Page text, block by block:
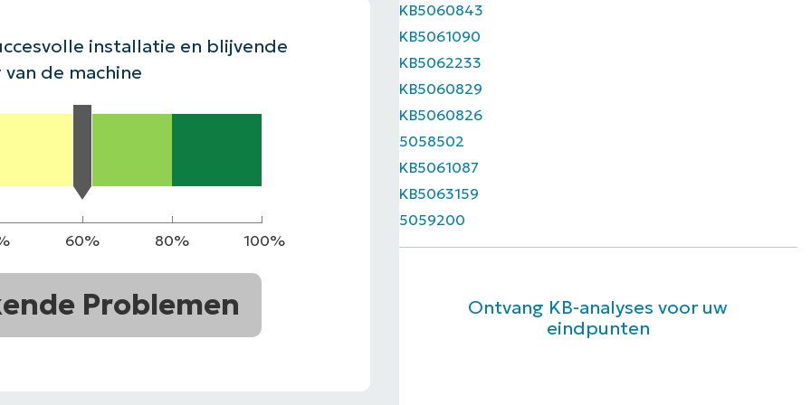
PRODUCT ROADMAP PLATFORM
installatie en blijvende
de machine
60% 80% 100%
Problemen
KB5060843
KB5061090
KB5062233
KB5060829
KB5060826
5058502
KB5061087
KB5063159
5059200
Ontvang KB-analyses voor uw
eindpunten